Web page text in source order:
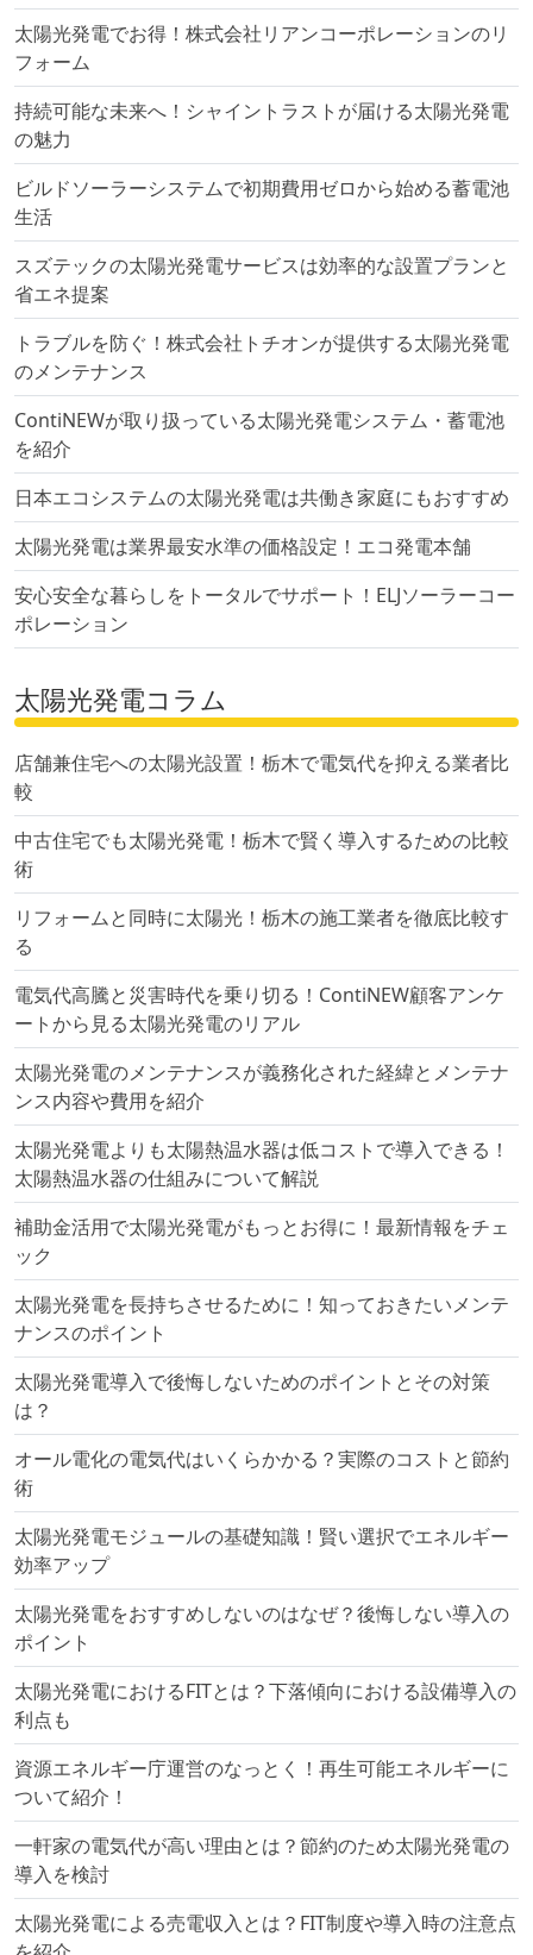
太陽光発電でお得！株式会社リアンコーポレーションのリ
フォーム
持続可能な未来へ！シャイントラストが届ける太陽光発電
の魅力
ビルドソーラーシステムで初期費用ゼロから始める蓄電池
生活
スズテックの太陽光発電サービスは効率的な設置プランと
省エネ提案
トラブルを防ぐ！株式会社トチオンが提供する太陽光発電
のメンテナンス
ContiNEWが取り扱っている太陽光発電システム・蓄電池
を紹介
日本エコシステムの太陽光発電は共働き家庭にもおすすめ
太陽光発電は業界最安水準の価格設定！エコ発電本舗
安心安全な暮らしをトータルでサポート！ELJソーラーコー
ポレーション
太陽光発電コラム
店舗兼住宅への太陽光設置！栃木で電気代を抑える業者比
較
中古住宅でも太陽光発電！栃木で賢く導入するための比較
術
リフォームと同時に太陽光！栃木の施工業者を徹底比較す
る
電気代高騰と災害時代を乗り切る！ContiNEW顧客アンケ
ートから見る太陽光発電のリアル
太陽光発電のメンテナンスが義務化された経緯とメンテナ
ンス内容や費用を紹介
太陽光発電よりも太陽熱温水器は低コストで導入できる！
太陽熱温水器の仕組みについて解説
補助金活用で太陽光発電がもっとお得に！最新情報をチェ
ック
太陽光発電を長持ちさせるために！知っておきたいメンテ
ナンスのポイント
太陽光発電導入で後悔しないためのポイントとその対策
は？
オール電化の電気代はいくらかかる？実際のコストと節約
術
太陽光発電モジュールの基礎知識！賢い選択でエネルギー
効率アップ
太陽光発電をおすすめしないのはなぜ？後悔しない導入の
ポイント
太陽光発電におけるFITとは？下落傾向における設備導入の
利点も
資源エネルギー庁運営のなっとく！再生可能エネルギーに
ついて紹介！
一軒家の電気代が高い理由とは？節約のため太陽光発電の
導入を検討
太陽光発電による売電収入とは？FIT制度や導入時の注意点